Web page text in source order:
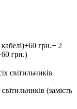
+ 2
грн.)
(замість